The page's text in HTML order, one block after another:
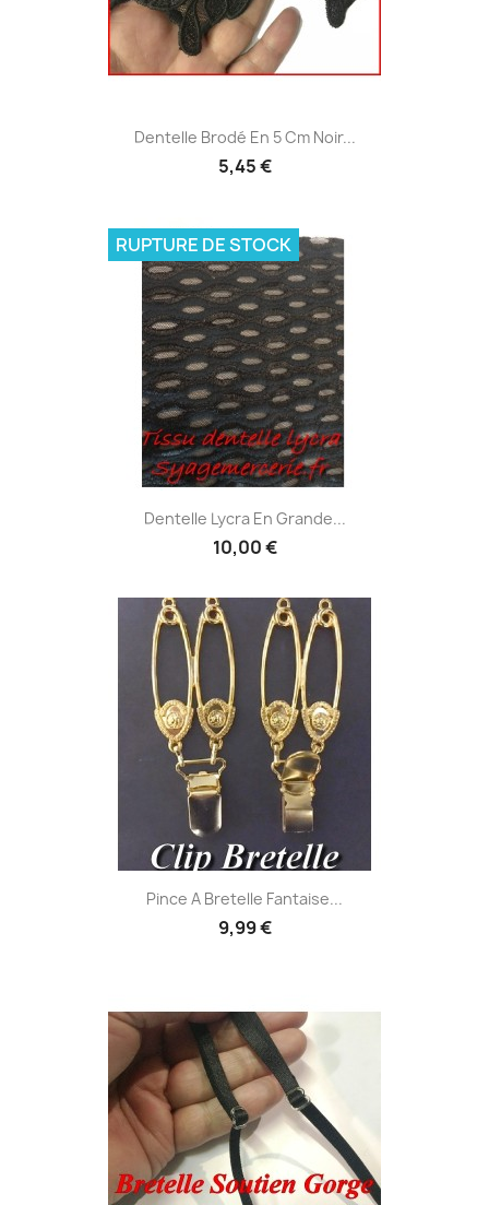
Dentelle Brodé En 5 Cm Noir...
5,45 €
Dentelle Lycra En Grande...
10,00 €
RUPTURE DE STOCK
Pince A Bretelle Fantaise...
9,99 €